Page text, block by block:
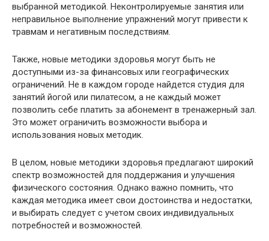
выбранной методикой. Неконтролируемые занятия или
неправильное выполнение упражнений могут привести к
травмам и негативным последствиям.
Также, новые методики здоровья могут быть не
доступными из-за финансовых или географических
ограничений. Не в каждом городе найдется студия для
занятий йогой или пилатесом, а не каждый может
позволить себе платить за абонемент в тренажерный зал.
Это может ограничить возможности выбора и
использования новых методик.
В целом, новые методики здоровья предлагают широкий
спектр возможностей для поддержания и улучшения
физического состояния. Однако важно помнить, что
каждая методика имеет свои достоинства и недостатки,
и выбирать следует с учетом своих индивидуальных
потребностей и возможностей.